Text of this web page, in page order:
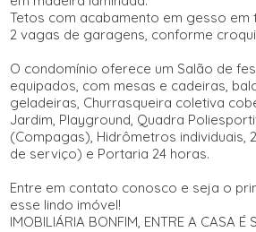
Tetos com acabamento em gesso em
2 vagas de garagens, conforme
O condomínio oferece um Salão de
equipados, com mesas e cadeiras,
geladeiras, Churrasqueira coletiva
Jardim, Playground, Quadra
(Compagas), Hidrômetros individuais,
de serviço) e Portaria 24 horas.
Entre em contato conosco e seja o
esse lindo imóvel!
IMOBILIÁRIA BONFIM, ENTRE A CASA É